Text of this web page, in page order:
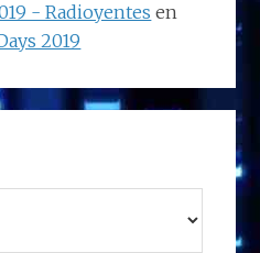
- Radioyentes en
2019